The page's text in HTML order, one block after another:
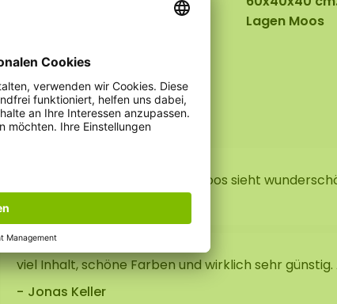
Lagen Moos
Bewertungen
Die XXL‑Box ist riesig und das Moos sieht
viel Inhalt, schöne Farben und wirklich sehr
Jonas Keller